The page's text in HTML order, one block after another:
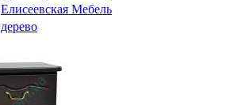
Елисеевская Мебель
дерево